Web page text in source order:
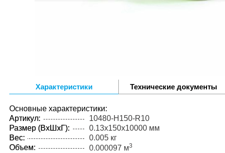
Характеристики Технические документы
Основные характеристики:
Артикул:
10480-H150-R10
Размер (ВxШxГ):
0.13x150x10000 мм
Вес:
0.005 кг
Объем:
0.000097 м3